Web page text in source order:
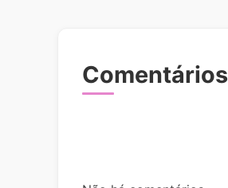
Comentários